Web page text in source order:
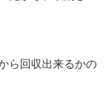
ら回収出来るかの